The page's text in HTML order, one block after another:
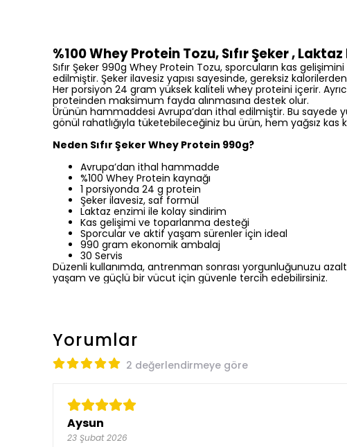
%100 Whey Protein Tozu, Sıfır Şeker ,Laktaz
Sıfır Şeker 990g Whey Protein Tozu, sporcuların kas
edilmiştir. Şeker ilavesiz yapısı sayesinde, gereksiz
Her porsiyon 24 gram yüksek kaliteli whey proteini içerir.
proteinden maksimum fayda alınmasına destek olur.
Ürünün hammaddesi Avrupa’dan ithal edilmiştir. Bu sayede
gönül rahatlığıyla tüketebileceğiniz bu ürün, hem yağsız
Neden Sıfır Şeker Whey Protein 990g?
Avrupa’dan ithal hammadde
%100 Whey Protein kaynağı
1 porsiyonda 24 g protein
Şeker ilavesiz, saf formül
Laktaz enzimi ile kolay sindirim
Kas gelişimi ve toparlanma desteği
Sporcular ve aktif yaşam sürenler için ideal
990 gram ekonomik ambalaj
30 Servis
Düzenli kullanımda, antrenman sonrası yorgunluğunuzu
yaşam ve güçlü bir vücut için güvenle tercih edebilirsiniz.
Yorumlar
2 değerlendirmeye göre
Aysun
23 Şubat 2026